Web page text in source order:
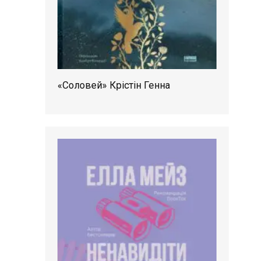
«Соловей» Крістін Генна